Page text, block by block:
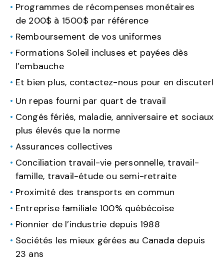
Programmes de récompenses monétaires
de 200$ à 1500$ par référence
Remboursement de vos uniformes
Formations Soleil incluses et payées dès
l’embauche
Et bien plus, contactez-nous pour en discuter!
Un repas fourni par quart de travail
Congés fériés, maladie, anniversaire et sociaux
plus élevés que la norme
Assurances collectives
Conciliation travail-vie personnelle, travail-
famille, travail-étude ou semi-retraite
Proximité des transports en commun
Entreprise familiale 100% québécoise
Pionnier de l’industrie depuis 1988
Sociétés les mieux gérées au Canada depuis
23 ans